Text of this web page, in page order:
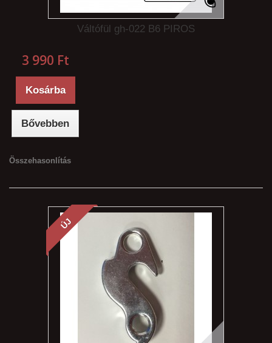
Váltófül gh-022 B6 PIROS
3 990 Ft‎
Kosárba
Bővebben
Összehasonlítás
ÚJ